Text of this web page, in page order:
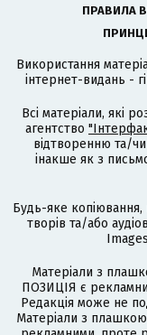
ПРАВИЛА
Використання
інтернет-видань -
Всі матеріали, які
агентство
відтворенню та/
інакше як з
Будь-яке
творів та/або
Матеріали з
ПОЗИЦІЯ є
Редакція може не
Матеріали з